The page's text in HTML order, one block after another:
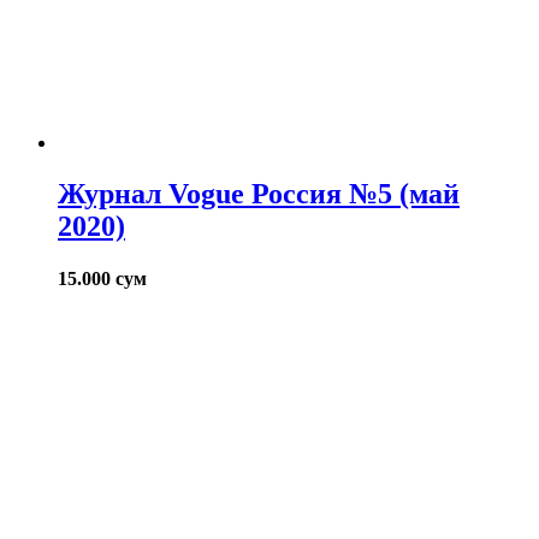
Журнал Vogue Россия №5 (май
2020)
15.000 сум